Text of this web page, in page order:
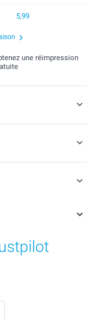
5,99
une réimpression
incluse et hors frais de